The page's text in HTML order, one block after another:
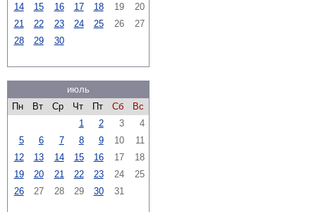
14
15 16 17 18 19
20
21
22 23 24 25 26
27
28
29 30
июль
Пн
Вт Ср Чт Пт Сб
Вс
1
2 3
4
5
6 7 8 9 10
11
12
13 14 15 16 17
18
19
20 21 22 23 24
25
26
27 28 29 30 31